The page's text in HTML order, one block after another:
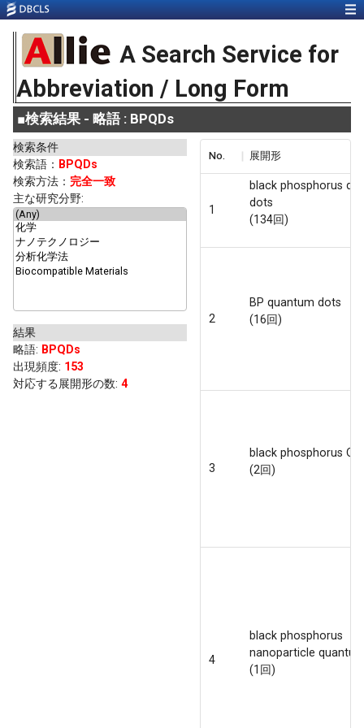
A Search Service for
Abbreviation / Long Form
■検索結果 - 略語 : BPQDs
検索条件
検索語： BPQDs
検索方法： 完全一致
主な研究分野:
結果
略語: BPQDs
出現頻度: 153
対応する展開形の数: 4
No. 展開形
1
black phosphorus
dots
(134回)
2
BP quantum dots
(16回)
3
black phosphorus
(2回)
4
black phosphorus
nanoparticle
(1回)